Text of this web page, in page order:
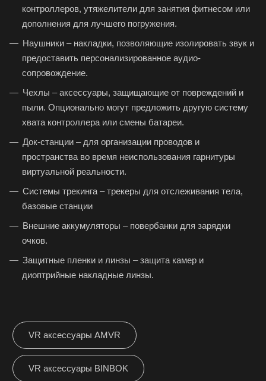
контроллеров, утяжелители для занятия фитнесом или
дополнения для лучшего погружения.
Наушники – накладки, позволяющие изолировать звук и
предоставить персонализированное аудио-
сопровождение.
Чехлы – аксессуары, защищающие от повреждений и
пыли. Опционально могут предложить другую систему
хвата контроллера или смены батареи.
Док-станции – для организации проводов и
пространства во время неиспользования гарнитуры
виртуальной реальности.
Системы трекинга – трекеры для отслеживания тела,
базовые станции
Внешние аккумуляторы – повербанки для зарядки
очков.
Защитные пленки и линзы – защита камер и
диоптрийные накладные линзы.
VR аксессуары AMVR
VR аксессуары BINBOK